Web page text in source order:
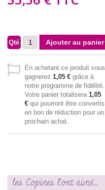
Qté Ajouter au panier
En achetant ce produit vous
gagnerez 1,05 € grâce à
notre programme de fidélité.
Votre panier totalisera 1,05
€ qui pourront être convertis
en bon de réduction pour un
prochain achat.
les Copines l'ont aimé...